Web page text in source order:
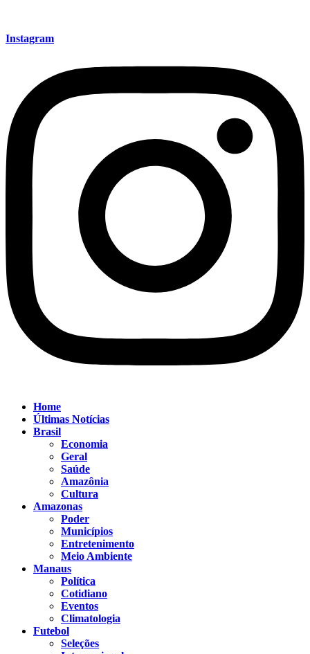
Instagram
Home
Últimas Notícias
Brasil
Economia
Geral
Saúde
Amazônia
Cultura
Amazonas
Poder
Municípios
Entretenimento
Meio Ambiente
Manaus
Política
Cotidiano
Eventos
Climatologia
Futebol
Seleções